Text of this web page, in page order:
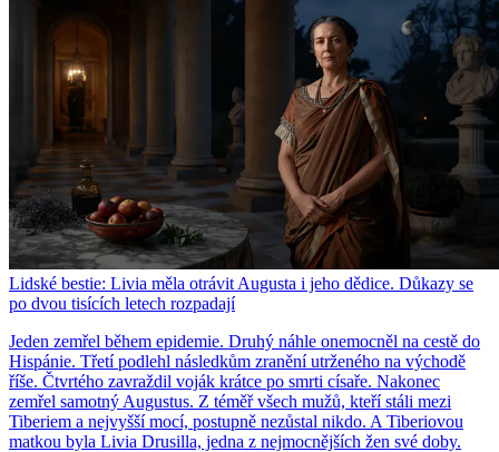
Lidské bestie: Livia měla otrávit Augusta i jeho dědice. Důkazy se
po dvou tisících letech rozpadají
Jeden zemřel během epidemie. Druhý náhle onemocněl na cestě do
Hispánie. Třetí podlehl následkům zranění utrženého na východě
říše. Čtvrtého zavraždil voják krátce po smrti císaře. Nakonec
zemřel samotný Augustus. Z téměř všech mužů, kteří stáli mezi
Tiberiem a nejvyšší mocí, postupně nezůstal nikdo. A Tiberiovou
matkou byla Livia Drusilla, jedna z nejmocnějších žen své doby.